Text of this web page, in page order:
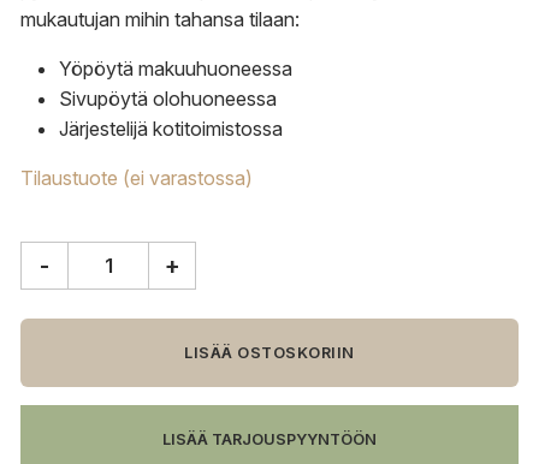
mukautujan mihin tahansa tilaan:
Yöpöytä makuuhuoneessa
Sivupöytä olohuoneessa
Järjestelijä kotitoimistossa
Tilaustuote (ei varastossa)
säilytin,
lämmin
valkoinen
- +
LISÄÄ OSTOSKORIIN
LISÄÄ TARJOUSPYYNTÖÖN